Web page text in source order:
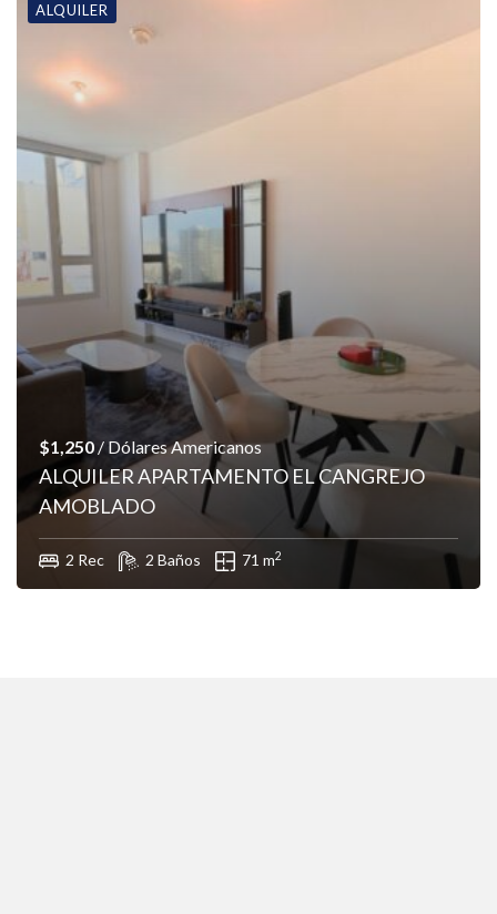
ALQUILER
$1,250 / Dólares Americanos
ALQUILER APARTAMENTO EL CANGREJO
AMOBLADO
2 Rec 2 Baños 71 m2